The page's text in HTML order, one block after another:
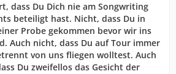
dass Du Dich nie am Songwriting
beteiligt hast. Nicht, dass Du in
Probe gekommen bevor wir ins
Auch nicht, dass Du auf Tour immer
von uns fliegen wolltest. Auch
Du zweifellos das Gesicht der